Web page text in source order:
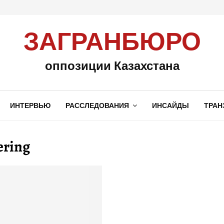
ЗАГРАНБЮРО
оппозиции Казахстана
ИНТЕРВЬЮ РАССЛЕДОВАНИЯ ИНСАЙДЫ